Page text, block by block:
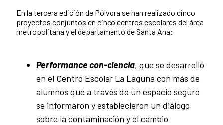
En la tercera edición de Pólvora se han realizado cinco
proyectos conjuntos en cinco centros escolares del área
metropolitana y el departamento de Santa Ana:
Performance con-ciencia, que se desarrolló
en el Centro Escolar La Laguna con más de
alumnos que a través de un espacio seguro
se informaron y establecieron un diálogo
sobre la contaminación y el cambio